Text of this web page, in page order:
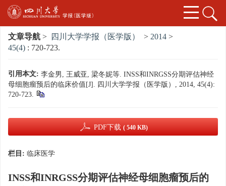
文章导航 > 四川大学学报（医学版） > 2014 >
45(4) : 720-723.
引用本文: 李金男, 王威亚, 梁冬妮等. INSS和INRGSS分期评估神经
母细胞瘤预后的临床价值[J]. 四川大学学报（医学版）, 2014, 45(4):
720-723.
PDF下载 ( 540 KB)
栏目: 临床医学
INSS和INRGSS分期评估神经母细胞瘤预后的